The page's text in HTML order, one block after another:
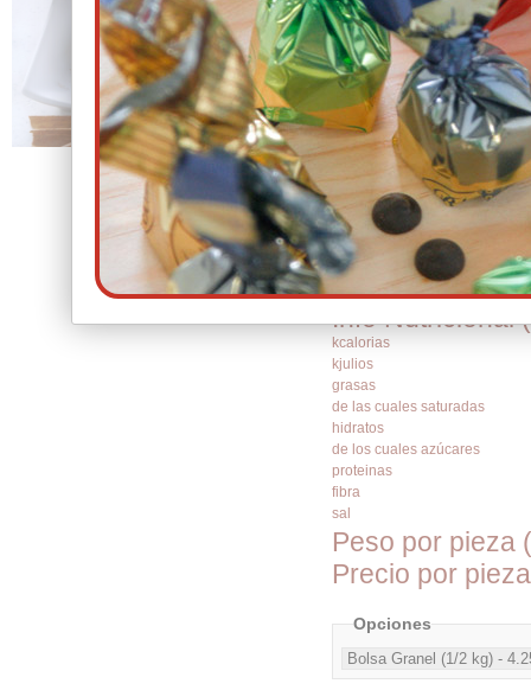
Clic para Ampliar
Ref.: CL01
El mantecado
que le da la
Ingredientes:
HARINA DE
Info
secos de
Info
Info Nutricional
kcalorias
kjulios
grasas
de las cuales saturadas
hidratos
de los cuales azúcares
proteinas
fibra
sal
Peso por pieza
Precio por
Opciones